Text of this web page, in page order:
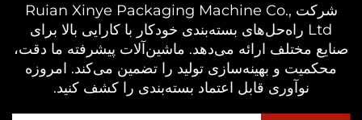
شرکت Ruian Xinye Packaging Machine Co.,
Ltd راه‌حل‌های بسته‌بندی خودکار با کارایی بالا برای
صنایع مختلف ارائه می‌دهد. ماشین‌آلات پیشرفته ما دقت،
محکمیت و بهینه‌سازی تولید را تضمین می‌کند. امروزه
نوآوری قابل اعتماد بسته‌بندی را کشف کنید.